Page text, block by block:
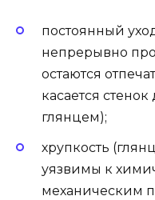
постоянный
непрерывно
остаются
касается
глянцем);
хрупкость
уязвимы к
механическим